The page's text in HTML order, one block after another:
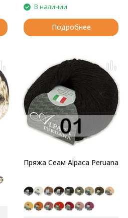
В наличии
Подробнее
Пряжа Сеам Alpaca Peruana